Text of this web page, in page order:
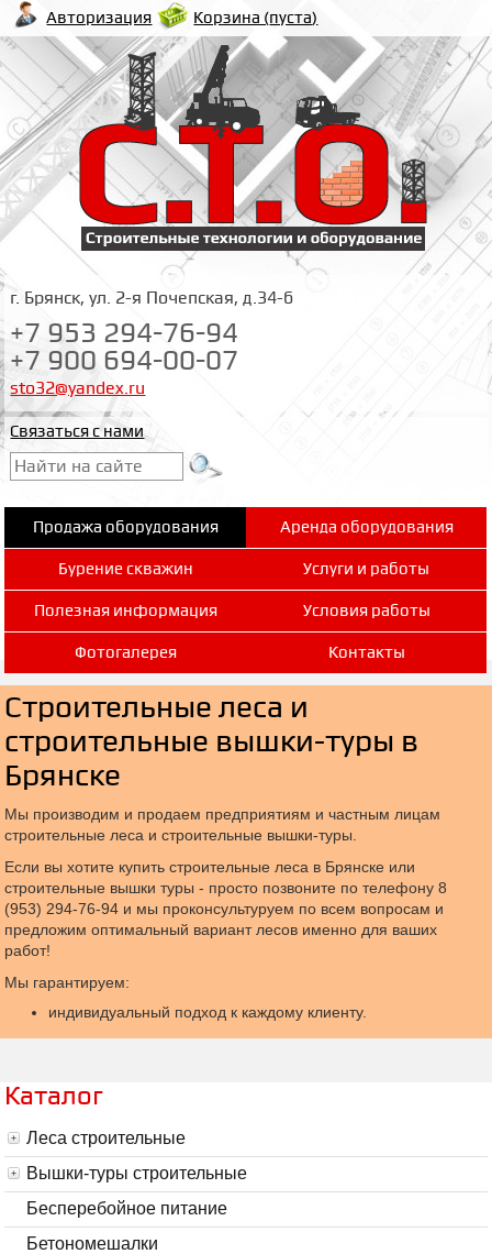
Авторизация Корзина (пуста)
г. Брянск, ул. 2-я Почепская, д.34-б
+7 953 294-76-94
+7 900 694-00-07
sto32@yandex.ru
Связаться с нами
Продажа оборудования Аренда оборудования
Бурение скважин Услуги и работы
Полезная информация Условия работы
Фотогалерея Контакты
Строительные леса и
строительные вышки-туры в
Брянске
Мы производим и продаем предприятиям и частным лицам
строительные леса и строительные вышки-туры.
Если вы хотите купить строительные леса в Брянске или
строительные вышки туры - просто позвоните по телефону 8
(953) 294-76-94 и мы проконсультуруем по всем вопросам и
предложим оптимальный вариант лесов именно для ваших
работ!
Мы гарантируем:
индивидуальный подход к каждому клиенту.
Каталог
Леса строительные
Вышки-туры строительные
Бесперебойное питание
Бетономешалки